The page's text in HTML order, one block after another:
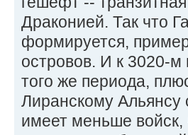
Драконией. Так что
формируется,
островов. И к 3020-м
того же периода,
Лиранскому Альянсу
имеет меньше